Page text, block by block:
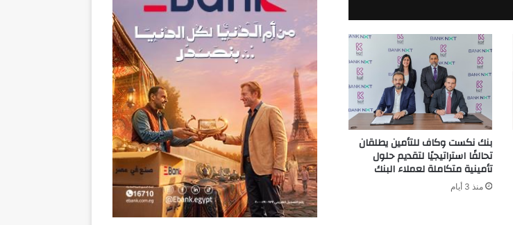
بنك نكست وكاف للتأمين يطلقان
تحالفًا استراتيجيًا لتقديم حلول
تأمينية متكاملة لعملاء البنك
منذ 3 أيام